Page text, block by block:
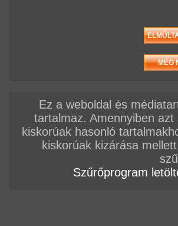
Hozzászólás írásához be kell
Ez a weboldal és
tartalmaz. Amennyiben
kiskorúak hasonló
kiskorúak kizárása
Szűrőprogram